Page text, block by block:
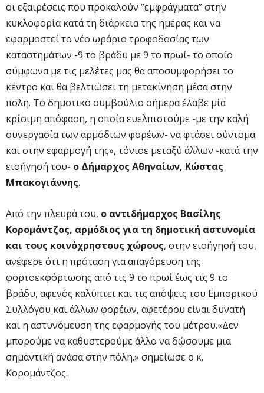
οι εξαιρέσεις που προκαλούν ”εμφράγματα” στην
κυκλοφορία κατά τη διάρκεια της ημέρας και να
εφαρμοστεί το νέο ωράριο τροφοδοσίας των
καταστημάτων -9 το βράδυ με 9 το πρωί- το οποίο
σύμφωνα με τις μελέτες μας θα αποσυμφορήσει το
κέντρο και θα βελτιώσει τη μετακίνηση μέσα στην
πόλη. Το δημοτικό συμβούλιο σήμερα έλαβε μία
κρίσιμη απόφαση, η οποία ευελπιστούμε -με την καλή
συνεργασία των αρμόδιων φορέων- να φτάσει σύντομα
και στην εφαρμογή της», τόνισε μεταξύ άλλων -κατά την
εισήγησή του- ο Δήμαρχος Αθηναίων, Κώστας
Μπακογιάννης.
Από την πλευρά του, ο αντιδήμαρχος Βασίλης
Κορομάντζος, αρμόδιος για τη δημοτική αστυνομία
και τους κοινόχρηστους χώρους, στην εισήγησή του,
ανέφερε ότι η πρόταση για απαγόρευση της
φορτοεκφόρτωσης από τις 9 το πρωί έως τις 9 το
βράδυ, αφενός καλύπτει και τις απόψεις του Εμπορικού
Συλλόγου και άλλων φορέων, αφετέρου είναι δυνατή
και η αστυνόμευση της εφαρμογής του μέτρου.«Δεν
μπορούμε να καθυστερούμε άλλο να δώσουμε μια
σημαντική ανάσα στην πόλη.» σημείωσε ο κ.
Κορομάντζος.